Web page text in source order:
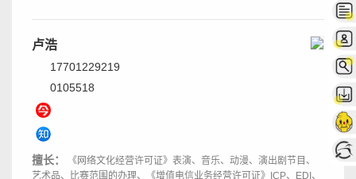
卢浩
17701229219
0105518
擅长：
《网络文化经营许可证》表演、音乐、动漫、演出剧节目、
艺术品、比赛范围的办理、《增值电信业务经营许可证》ICP、EDI、